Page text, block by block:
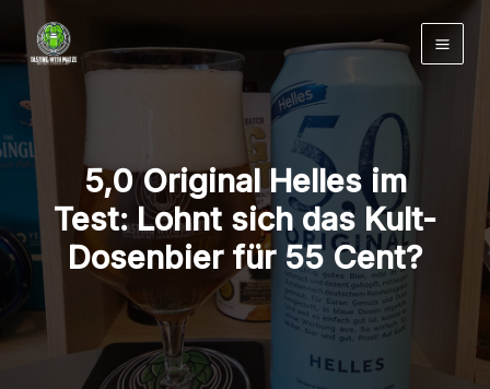
Inhalt
springen
5,0 Original Helles im
Test: Lohnt sich das Kult-
Dosenbier für 55 Cent?